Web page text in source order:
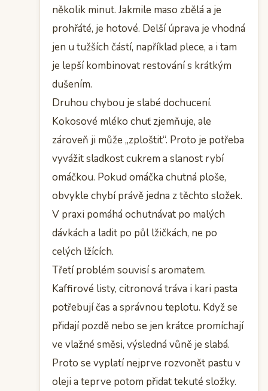
několik minut. Jakmile maso zbělá a je
prohřáté, je hotové. Delší úprava je vhodná
jen u tužších částí, například plece, a i tam
je lepší kombinovat restování s krátkým
dušením.
Druhou chybou je slabé dochucení.
Kokosové mléko chuť zjemňuje, ale
zároveň ji může „zploštit“. Proto je potřeba
vyvážit sladkost cukrem a slanost rybí
omáčkou. Pokud omáčka chutná ploše,
obvykle chybí právě jedna z těchto složek.
V praxi pomáhá ochutnávat po malých
dávkách a ladit po půl lžičkách, ne po
celých lžících.
Třetí problém souvisí s aromatem.
Kaffirové listy, citronová tráva i kari pasta
potřebují čas a správnou teplotu. Když se
přidají pozdě nebo se jen krátce promíchají
ve vlažné směsi, výsledná vůně je slabá.
Proto se vyplatí nejprve rozvonět pastu v
oleji a teprve potom přidat tekuté složky.